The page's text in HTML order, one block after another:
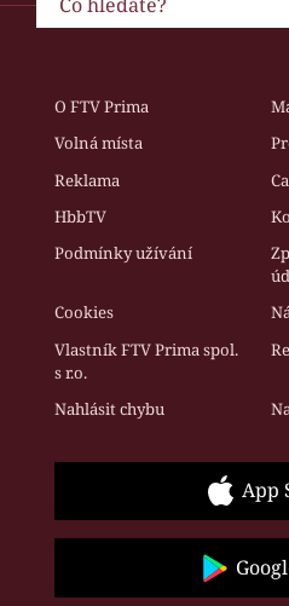
O FTV Prima
Volná místa
Reklama
HbbTV
Podmínky užívání
Cookies
Vlastník FTV Prima spol.
s r.o.
Nahlásit chybu
App